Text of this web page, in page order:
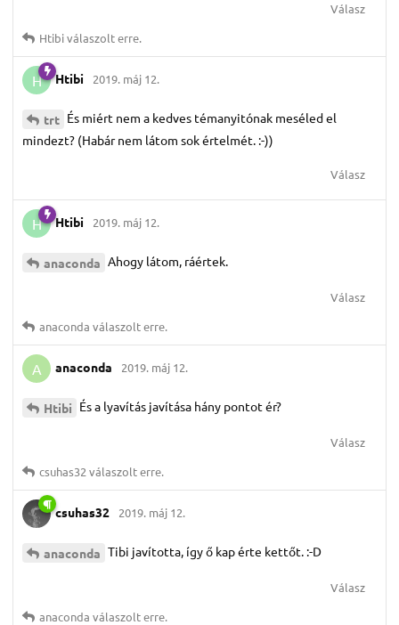
Válasz
Htibiválaszolt erre.
H Htibi 2019. máj 12.
trt És miért nem a kedves témanyitónak meséled el
mindezt? (Habár nem látom sok értelmét. :-))
Válasz
H Htibi 2019. máj 12.
anaconda Ahogy látom, ráértek.
Válasz
anaconda válaszolt erre.
A anaconda 2019. máj 12.
Htibi És a lyavítás javítása hány pontot ér?
Válasz
csuhas32 válaszolt erre.
csuhas32 2019. máj 12.
anaconda Tibi javította, így ő kap érte kettőt. :-D
Válasz
anaconda válaszolt erre.